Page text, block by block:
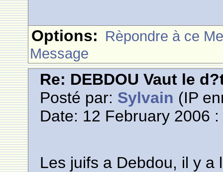
Options: Rèpondre à ce
Message
Re: DEBDOU Vaut le
Posté par: Sylvain (IP
Date: 12 February 2006
Les juifs a Debdou, il y a